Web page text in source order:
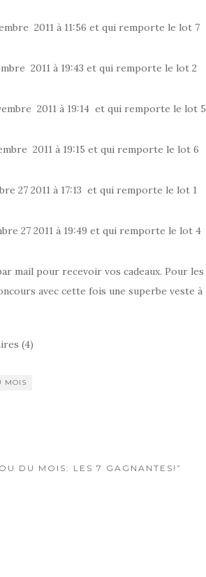
2011 à 11:56 et qui remporte le lot 7
2011 à 19:43 et qui remporte le lot 2
2011 à 19:14 et qui remporte le lot 5
2011 à 19:15 et qui remporte le lot 6
27 2011 à 17:13 et qui remporte le lot 1
27 2011 à 19:49 et qui remporte le lot 4
mail pour recevoir vos cadeaux. Pour les
avec cette fois une superbe veste à
(4)
MOIS
DU MOIS: LES 7 GAGNANTES!”